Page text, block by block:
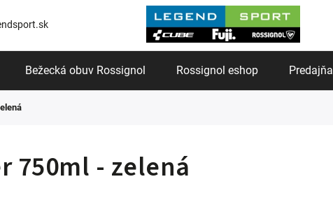
Bežecká obuv Rossignol Rossignol eshop Predajňa
750ml - zelená